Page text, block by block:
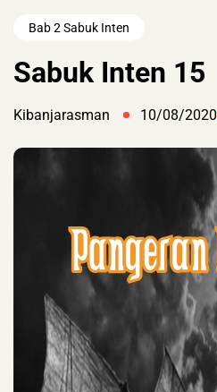
Bab 2 Sabuk Inten
Sabuk Inten 15
Kibanjarasman 10/08/2020